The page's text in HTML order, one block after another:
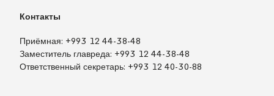
Контакты
Приёмная: +993 12 44-38-48
Заместитель главреда: +993 12 44-38-48
Ответственный секретарь: +993 12 40-30-88